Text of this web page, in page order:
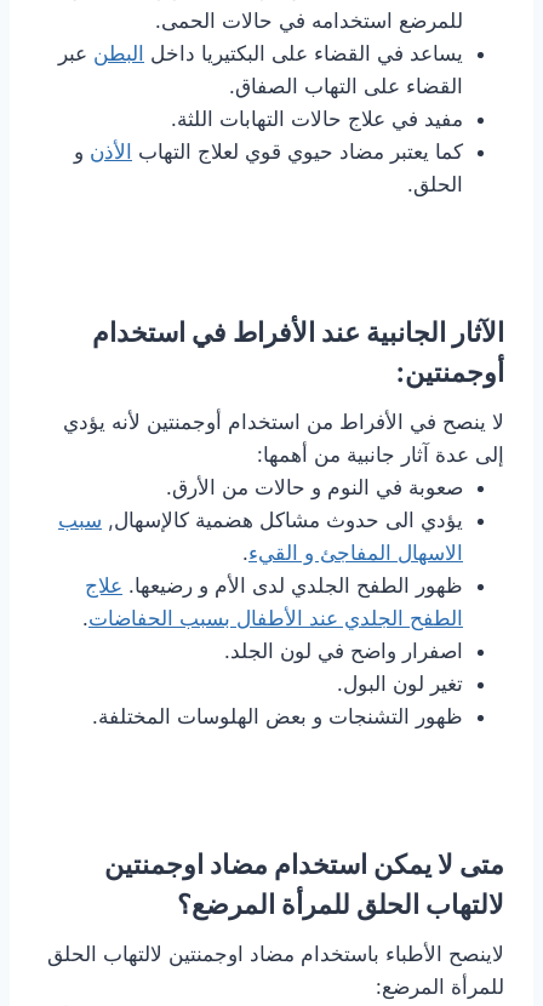
للمرضع استخدامه في حالات الحمى.
يساعد في القضاء على البكتيريا داخل البطن عبر
القضاء على التهاب الصفاق.
مفيد في علاج حالات التهابات اللثة.
كما يعتبر مضاد حيوي قوي لعلاج التهاب
الأذن و
الحلق.
الآثار الجانبية عند الأفراط في استخدام
أوجمنتين:
لا ينصح في الأفراط من استخدام أوجمنتين لأنه يؤدي
إلى عدة آثار جانبية من أهمها:
صعوبة في النوم و حالات من الأرق.
يؤدي الى حدوث مشاكل هضمية كالإسهال, سبب
الاسهال المفاجئ و القيء.
ظهور الطفح الجلدي لدى الأم و رضيعها. علاج
الطفح الجلدي عند الأطفال بسبب الحفاضات.
اصفرار واضح في لون الجلد.
تغير لون البول.
ظهور التشنجات و بعض الهلوسات المختلفة.
متى لا يمكن استخدام مضاد اوجمنتين
لالتهاب الحلق للمرأة المرضع؟
لاينصح الأطباء باستخدام مضاد اوجمنتين لالتهاب الحلق
للمرأة المرضع: